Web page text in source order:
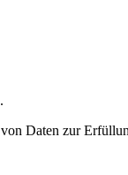
Daten zur